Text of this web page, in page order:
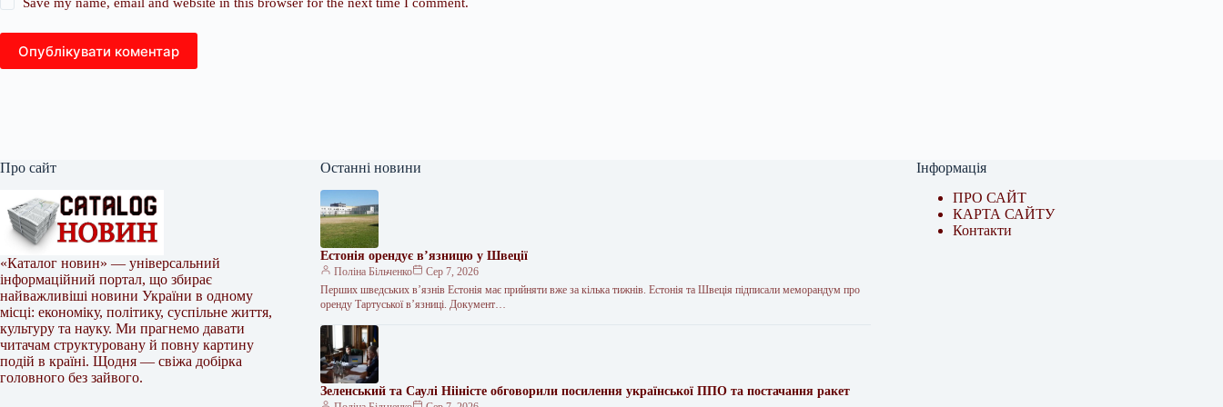
Опублікувати коментар
Про сайт
«Каталог новин» — універсальний
інформаційний портал, що збирає
найважливіші новини України в одному
місці: економіку, політику, суспільне життя,
культуру та науку. Ми прагнемо давати
читачам структуровану й повну картину
подій в країні. Щодня — свіжа добірка
головного без зайвого.
Останні новини
Естонія орендує в’язницю у Швеції
Поліна Більченко
Сер 7, 2026
Перших шведських в’язнів Естонія має прийняти вже за кілька тижнів. Естонія та Швеція підписали меморандум про
оренду Тартуської в’язниці. Документ…
Зеленський та Саулі Нііністе обговорили посилення української ППО та постачання ракет
Інформація
ПРО САЙТ
КАРТА САЙТУ
Контакти